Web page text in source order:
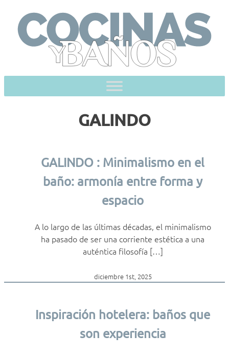
content
GALINDO
GALINDO : Minimalismo en el
baño: armonía entre forma y
espacio
A lo largo de las últimas décadas, el minimalismo
ha pasado de ser una corriente estética a una
auténtica filosofía […]
diciembre 1st, 2025
Inspiración hotelera: baños que
son experiencia